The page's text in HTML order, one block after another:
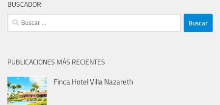
BUSCADOR:
Buscar:
PUBLICACIONES MÁS RECIENTES
Finca Hotel Villa Nazareth